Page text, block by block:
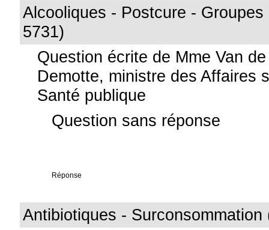
Alcooliques - Postcure -
5731)
Question écrite de Mme Van
Demotte, ministre des Affaires
Santé publique
Question sans réponse
Réponse
Antibiotiques - Surconsommation